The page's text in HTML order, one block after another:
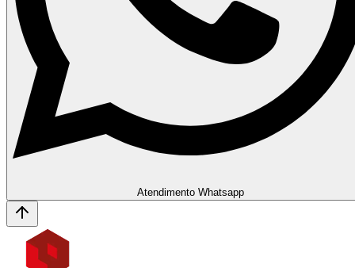
Atendimento Whatsapp